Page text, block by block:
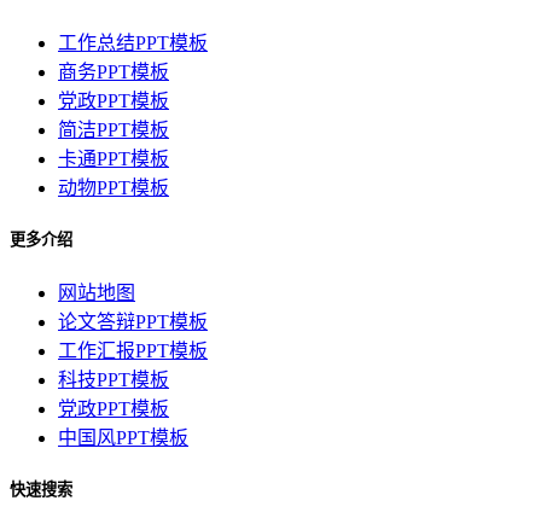
工作总结PPT模板
商务PPT模板
党政PPT模板
简洁PPT模板
卡通PPT模板
动物PPT模板
更多介绍
网站地图
论文答辩PPT模板
工作汇报PPT模板
科技PPT模板
党政PPT模板
中国风PPT模板
快速搜索